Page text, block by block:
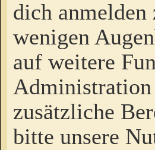
dich
wenigen
auf weitere
Administration
zusätzliche
bitte unsere